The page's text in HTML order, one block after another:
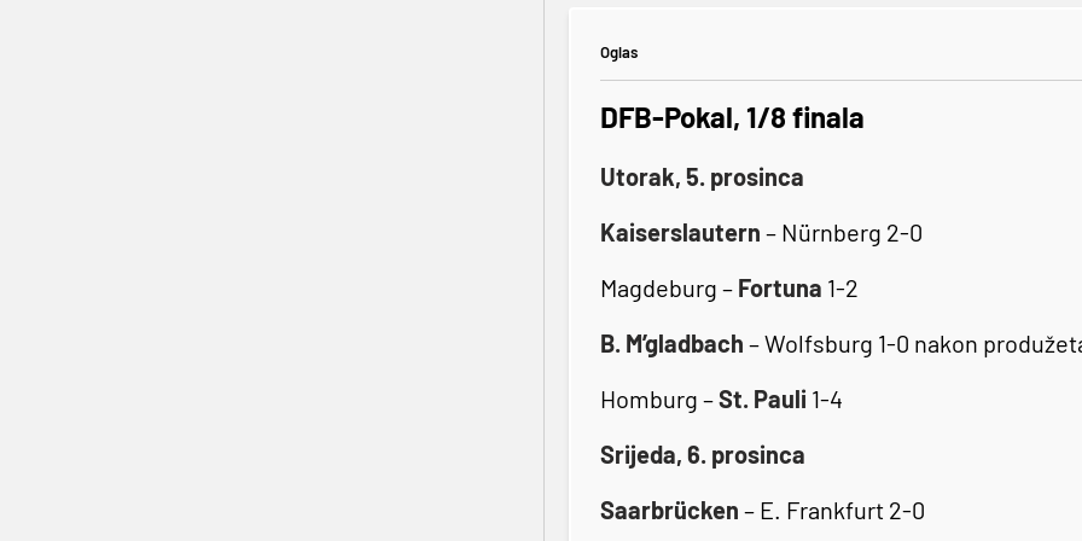
Oglas
DFB-Pokal, 1/8 finala
Utorak, 5. prosinca
Kaiserslautern – Nürnberg 2-0
Magdeburg – Fortuna 1-2
B. M’gladbach – Wolfsburg 1-0 nakon
Homburg –St. Pauli 1-4
Srijeda, 6. prosinca
Saarbrücken – E. Frankfurt 2-0